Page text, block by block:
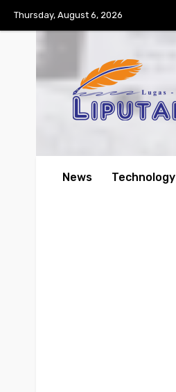
Thursday, August 6, 2026
News Technology